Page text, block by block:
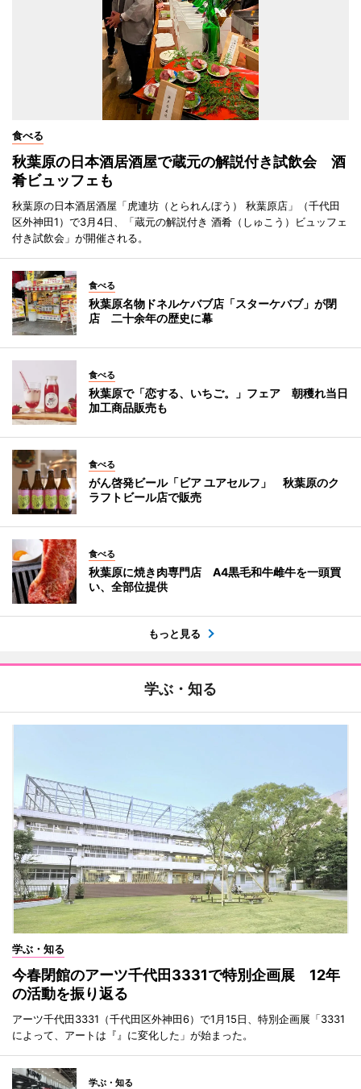
食べる
秋葉原の日本酒居酒屋で蔵元の解説付き試飲会 酒
肴ビュッフェも
秋葉原の日本酒居酒屋「虎連坊（とられんぼう） 秋葉原店」（千代田
区外神田1）で3月4日、「蔵元の解説付き 酒肴（しゅこう）ビュッフェ
付き試飲会」が開催される。
食べる
秋葉原名物ドネルケバブ店「スターケバブ」が閉
店 二十余年の歴史に幕
食べる
秋葉原で「恋する、いちご。」フェア 朝穫れ当日
加工商品販売も
食べる
がん啓発ビール「ビア ユアセルフ」 秋葉原のク
ラフトビール店で販売
食べる
秋葉原に焼き肉専門店 A4黒毛和牛雌牛を一頭買
い、全部位提供
もっと見る
学ぶ・知る
学ぶ・知る
今春閉館のアーツ千代田3331で特別企画展 12年
の活動を振り返る
アーツ千代田3331（千代田区外神田6）で1月15日、特別企画展「3331
によって、アートは『』に変化した」が始まった。
学ぶ・知る